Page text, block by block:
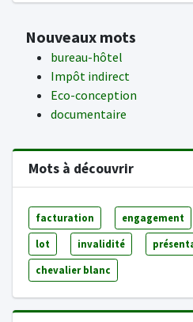
Nouveaux mots
bureau-hôtel
Impôt indirect
Eco-conception
documentaire
Mots à découvrir
facturation engagement
lot invalidité
chevalier blanc